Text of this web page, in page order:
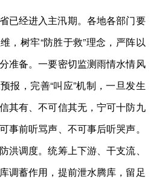
已经进入主汛期。各地各部门要
，树牢“防胜于救”理念，严阵以
准备。一要密切监测雨情水情风
报，完善“叫应”机制，一旦发生
其有、不可信其无，宁可十防九
事前听骂声、不可事后听哭声。
洪调度。统筹上下游、干支流、
调蓄作用，提前泄水腾库，留足